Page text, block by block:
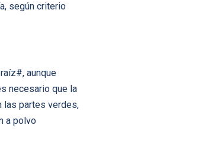
según criterio
aunque
necesario que la
las partes verdes,
a polvo